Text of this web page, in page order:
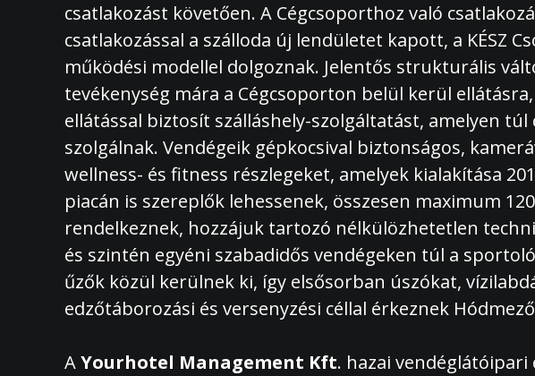
csatlakozást követően. A Cégcsoporthoz való
csatlakozással a szálloda új lendületet kapott, a KÉSZ
működési modellel dolgoznak. Jelentős strukturális
tevékenység mára a Cégcsoporton belül kerül
ellátással biztosít szálláshely-szolgáltatást, amelyen
szolgálnak. Vendégeik gépkocsival biztonságos,
wellness- és fitness részlegeket, amelyek kialakítása
piacán is szereplők lehessenek, összesen maximum
rendelkeznek, hozzájuk tartozó nélkülözhetetlen
és szintén egyéni szabadidős vendégeken túl a
űzők közül kerülnek ki, így elsősorban úszókat,
edzőtáborozási és versenyzési céllal érkeznek
AYourhotel Management Kft. hazai